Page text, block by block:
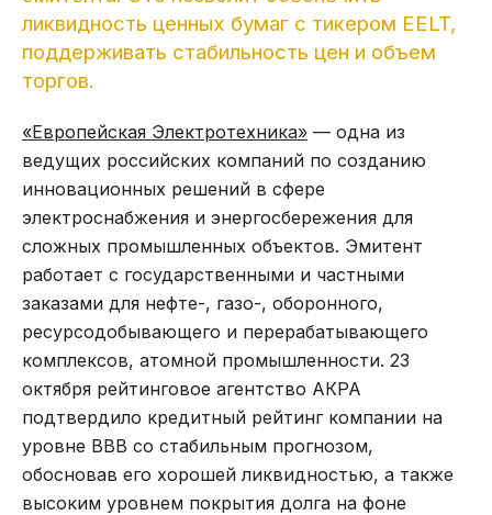
ликвидность ценных бумаг с тикером EELT,
поддерживать стабильность цен и объем
торгов.
«Европейская Электротехника» — одна из
ведущих российских компаний по созданию
инновационных решений в сфере
электроснабжения и энергосбережения для
сложных промышленных объектов. Эмитент
работает с государственными и частными
заказами для нефте-, газо-, оборонного,
ресурсодобывающего и перерабатывающего
комплексов, атомной промышленности. 23
октября рейтинговое агентство АКРА
подтвердило кредитный рейтинг компании на
уровне ВВВ со стабильным прогнозом,
обосновав его хорошей ликвидностью, а также
высоким уровнем покрытия долга на фоне